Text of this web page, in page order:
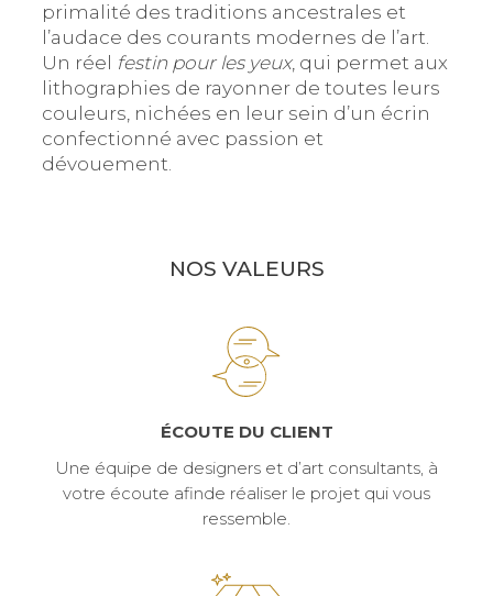
primalité des traditions ancestrales et
l’audace des courants modernes de l’art.
Un réel festin pour les yeux, qui permet aux
lithographies de rayonner de toutes leurs
couleurs, nichées en leur sein d’un écrin
confectionné avec passion et
dévouement.
NOS VALEURS
ÉCOUTE DU CLIENT
Une équipe de designers et d’art consultants, à
votre écoute afinde réaliser le projet qui vous
ressemble.